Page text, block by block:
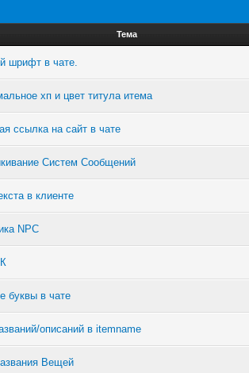
Тема
шрифт в чате.
хп и цвет титула итема
ссылка на сайт в чате
Систем Сообщений
в клиенте
NPC
буквы в чате
описаний в itemname
Вещей